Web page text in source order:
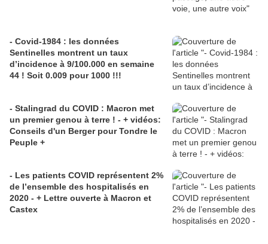
- Covid-1984 : les données
Sentinelles montrent un taux
d’incidence à 9/100.000 en semaine
44 ! Soit 0.009 pour 1000 !!!
- Stalingrad du COVID : Macron met
un premier genou à terre ! - + vidéos:
Conseils d'un Berger pour Tondre le
Peuple +
- Les patients COVID représentent 2%
de l’ensemble des hospitalisés en
2020 - + Lettre ouverte à Macron et
Castex